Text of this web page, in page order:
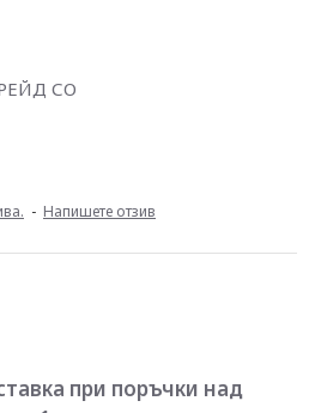
СО
- Напишете отзив
при поръчки над